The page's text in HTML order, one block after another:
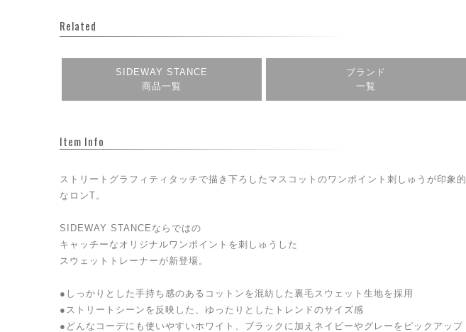
Related
SIDEWAY STANCE
商品一覧
ブランド
一覧
Item Info
ストリートグラフィティタッチで描き下ろしたマスコットのワンポイント刺しゅうが印象的
なロンT。
SIDEWAY STANCEならではの
キャッチーなオリジナルワンポイントを刺しゅうした
スウェットトレーナーが新登場。
●しっかりとした手持ち感のあるコットンを混紡した裏毛スウェット生地を採用
●ストリートシーンを反映した、ゆったりとしたトレンドのサイズ感
●どんなコーデにも使いやすいホワイト、ブラックに加えネイビーやグレーをピックアップ